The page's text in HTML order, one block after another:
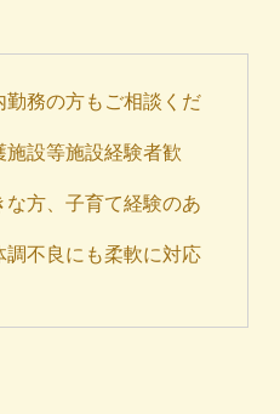
務の方もご相談くだ
設等施設経験者歓
方、子育て経験のあ
不良にも柔軟に対応